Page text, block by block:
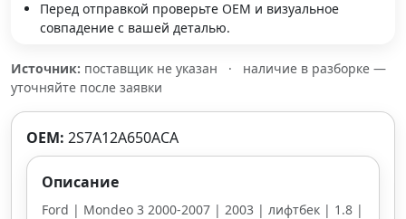
Перед отправкой проверьте OEM и визуальное
совпадение с вашей деталью.
Источник: поставщик не указан ·
наличие в разборке —
уточняйте после заявки
OEM: 2S7A12A650ACA
Описание
Ford | Mondeo 3 2000-2007 | 2003 | лифтбек | 1.8 |